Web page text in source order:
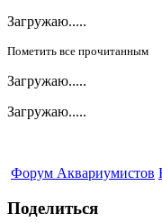
Загружаю.....
Пометить все прочитанным
Загружаю.....
Загружаю.....
Форум Аквариумистов
Поделиться